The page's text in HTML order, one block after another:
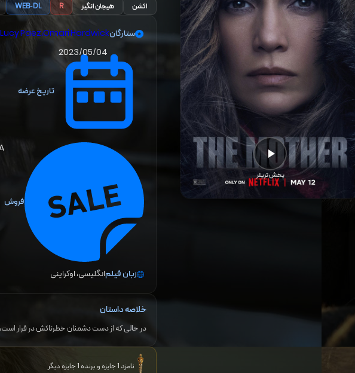
پخش تریلر
اکشن هیجان انگیز R
WEB-DL
ستارگان Lucy Paez،Omari Hardwick
تاریخ عرضه
2023/05/04
فروش
زبان فیلمانگلیسی، اوکراینی
خلاصه داستان
در حالی که از دست دشمنان خطرناکش در فرار
نامزد 1 جایزه و برنده 1 جایزه دیگر